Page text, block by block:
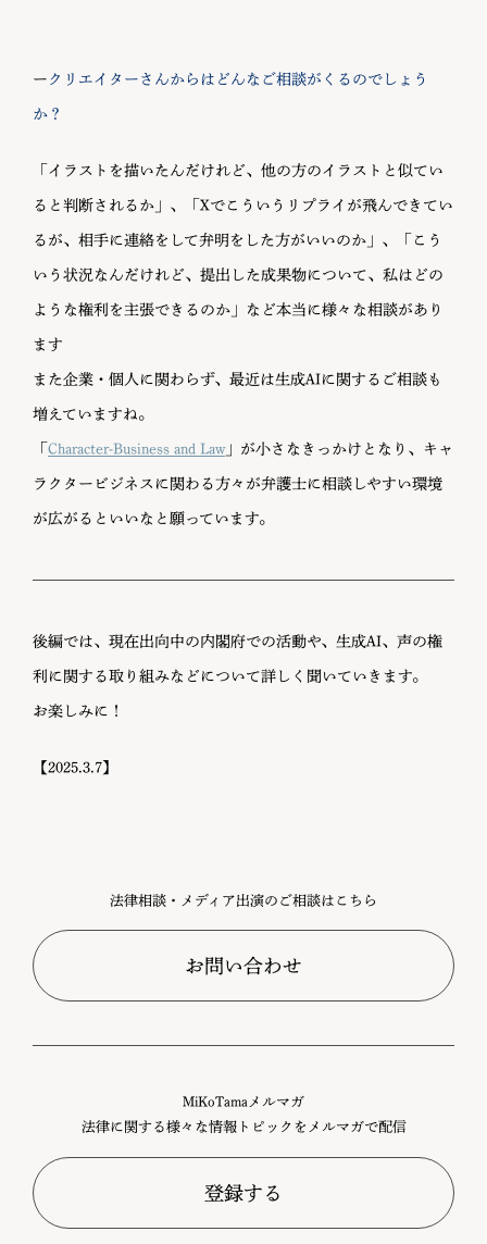
ー クリエイターさんからはどんなご相談がくるのでしょう
か？
「イラストを描いたんだけれど、他の方のイラストと似てい
ると判断されるか」、「Xでこういうリプライが飛んできてい
るが、相手に連絡をして弁明をした方がいいのか」、「こう
いう状況なんだけれど、提出した成果物について、私はどの
ような権利を主張できるのか」など本当に様々な相談があり
ます
また企業・個人に関わらず、最近は生成AIに関するご相談も
増えていますね。
Character-Business and Law」が小さなきっかけとなり、キャ
ラクタービジネスに関わる方々が弁護士に相談しやすい環境
が広がるといいなと願っています。
後編では、現在出向中の内閣府での活動や、生成AI、声の権
利に関する取り組みなどについて詳しく聞いていきます。
お楽しみに！
【2025.3.7】
法律相談・メディア出演のご相談はこちら
お問い合わせ
MiKoTamaメルマガ
法律に関する様々な情報トピックをメルマガで配信
登録する